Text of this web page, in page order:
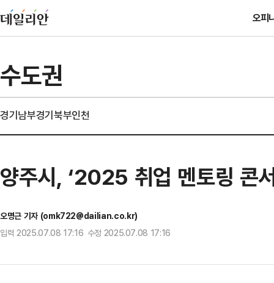
오피
수도권
경기남부경기북부인천
양주시, ‘2025 취업 멘토링 콘
오명근 기자 (omk722@dailian.co.kr)
입력 2025.07.08 17:16 수정 2025.07.08 17:16